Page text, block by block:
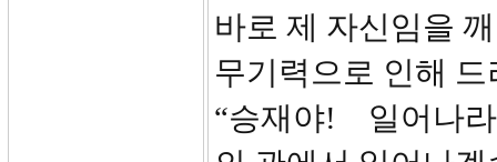
바로 제 자신임을
무기력으로 인해
“승재야! 일어나라